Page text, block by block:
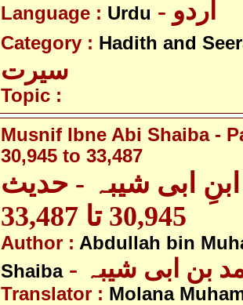
Language : Urdu - اردو
Category : Hadith and
سیرت
Topic :
Musnif Ibne Abi Shaiba -
30,945 to 33,487
ابی شیبہ - حدیث
30,945 تا 33,487
Author : Abdullah bin
Shaiba
بن ابی شیبہ
Translator : Molana